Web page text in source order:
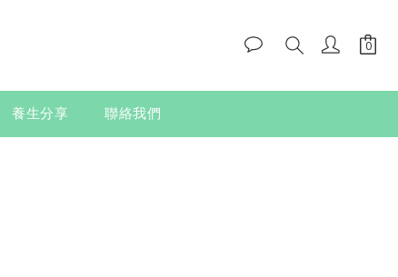
養生分享 聯絡我們